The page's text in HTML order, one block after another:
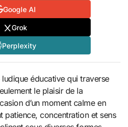
Google AI
Grok
Perplexity
le plaisir de la
d’un moment calme en
patience, concentration et sens